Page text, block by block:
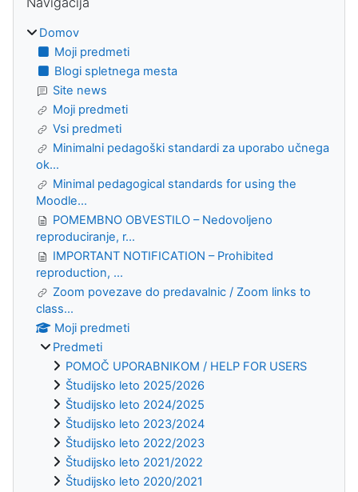
Domov
Moji predmeti
Blogi spletnega mesta
Site news
Moji predmeti
Vsi predmeti
Minimalni pedagoški standardi za uporabo učnega
ok...
Minimal pedagogical standards for using the
Moodle...
POMEMBNO OBVESTILO – Nedovoljeno
reproduciranje, r...
IMPORTANT NOTIFICATION – Prohibited
reproduction, ...
Zoom povezave do predavalnic / Zoom links to
class...
Moji predmeti
Predmeti
POMOČ UPORABNIKOM / HELP FOR USERS
Študijsko leto 2025/2026
Študijsko leto 2024/2025
Študijsko leto 2023/2024
Študijsko leto 2022/2023
Študijsko leto 2021/2022
Študijsko leto 2020/2021